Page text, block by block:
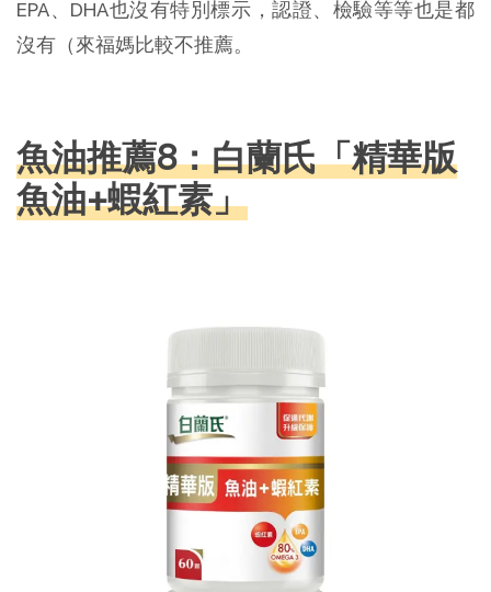
EPA、DHA也沒有特別標示，認證、檢驗等等也是都
沒有（來福媽比較不推薦。
魚油推薦8：白蘭氏「精華版
魚油+蝦紅素」